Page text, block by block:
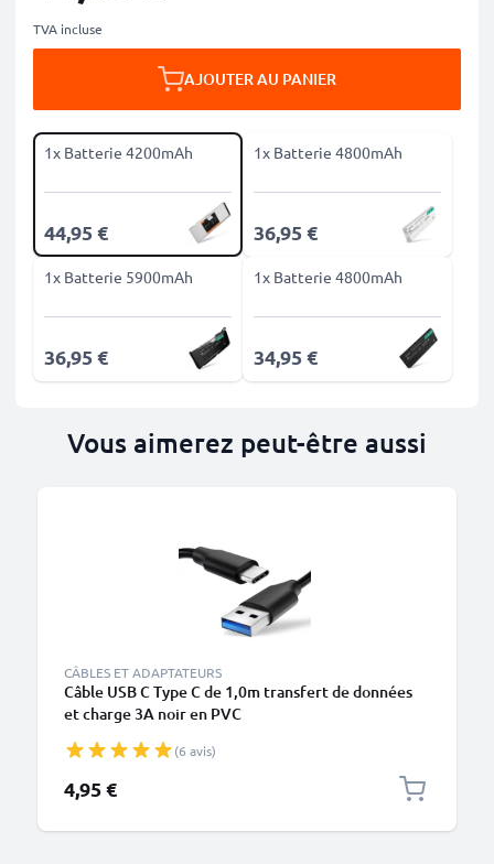
TVA incluse
AJOUTER AU PANIER
1x Batterie 4200mAh
44,95 €
1x Batterie 4800mAh
36,95 €
1x Batterie 5900mAh
36,95 €
1x Batterie 4800mAh
34,95 €
Vous aimerez peut-être aussi
CÂBLES ET ADAPTATEURS
Câble USB C Type C de 1,0m transfert de données
et charge 3A noir en PVC
(6 avis)
4,95 €